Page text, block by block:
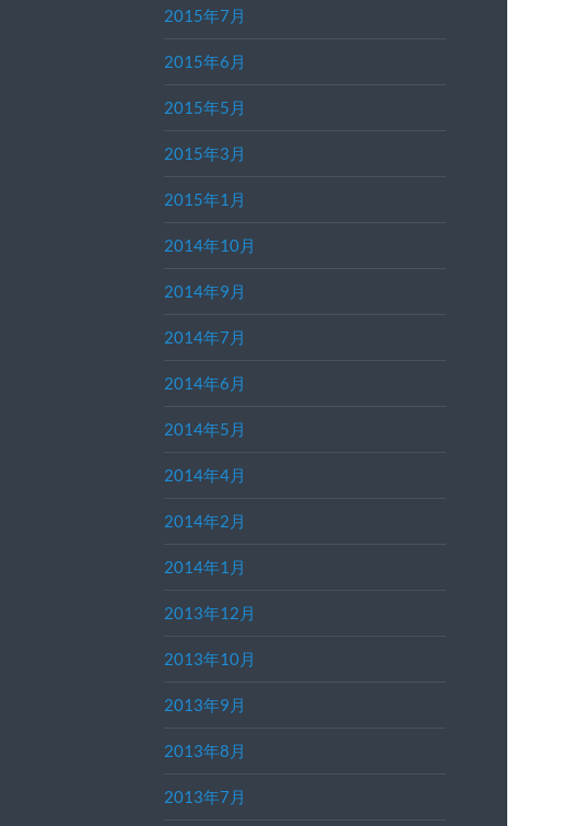
2015年7月
2015年6月
2015年5月
2015年3月
2015年1月
2014年10月
2014年9月
2014年7月
2014年6月
2014年5月
2014年4月
2014年2月
2014年1月
2013年12月
2013年10月
2013年9月
2013年8月
2013年7月